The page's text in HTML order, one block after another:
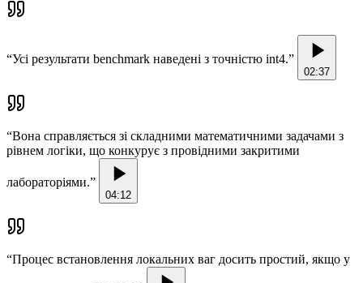
“Усі результати benchmark наведені з точністю int4.”
02:37
“Вона справляється зі складними математичними задачами з
рівнем логіки, що конкурує з провідними закритими
лабораторіями.”
04:12
“Процес встановлення локальних ваг досить простий, якщо у